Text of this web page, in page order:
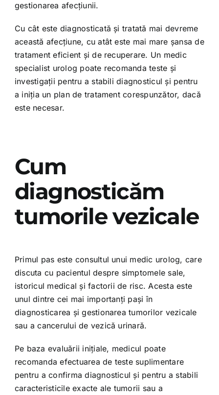
gestionarea afecțiunii.
Cu cât este diagnosticată și tratată mai devreme
această afecțiune, cu atât este mai mare șansa de
tratament eficient și de recuperare. Un medic
specialist urolog poate recomanda teste și
investigații pentru a stabili diagnosticul și pentru
a iniția un plan de tratament corespunzător, dacă
este necesar.
Cum
diagnosticăm
tumorile vezicale
Primul pas este consultul unui medic urolog, care
discuta cu pacientul despre simptomele sale,
istoricul medical și factorii de risc. Acesta este
unul dintre cei mai importanți pași în
diagnosticarea și gestionarea tumorilor vezicale
sau a cancerului de vezică urinară.
Pe baza evaluării inițiale, medicul poate
recomanda efectuarea de teste suplimentare
pentru a confirma diagnosticul și pentru a stabili
caracteristicile exacte ale tumorii sau a